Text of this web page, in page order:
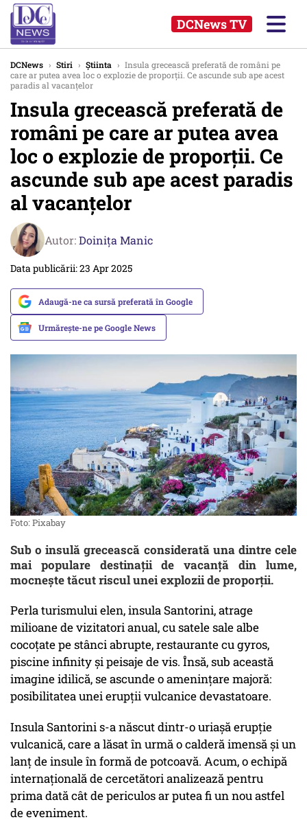
DCNews TV
DCNews › Stiri › Știinta › Insula grecească preferată de români pe
care ar putea avea loc o explozie de proporții. Ce ascunde sub ape acest
paradis al vacanțelor
Insula grecească preferată de
români pe care ar putea avea
loc o explozie de proporții. Ce
ascunde sub ape acest paradis
al vacanțelor
Autor:Doinița Manic
Data publicării: 23 Apr 2025
Adaugă-ne ca sursă preferată în Google
Urmărește-ne pe Google News
Foto: Pixabay
Sub o insulă grecească considerată una dintre cele
mai populare destinații de vacanță din lume,
mocnește tăcut riscul unei explozii de proporții.
Perla turismului elen, insula Santorini, atrage
milioane de vizitatori anual, cu satele sale albe
cocoțate pe stânci abrupte, restaurante cu gyros,
piscine infinity și peisaje de vis. Însă, sub această
imagine idilică, se ascunde o amenințare majoră:
posibilitatea unei erupții vulcanice devastatoare.
Insula Santorini s-a născut dintr-o uriașă erupție
vulcanică, care a lăsat în urmă o calderă imensă și un
lanț de insule în formă de potcoavă. Acum, o echipă
internațională de cercetători analizează pentru
prima dată cât de periculos ar putea fi un nou astfel
de eveniment.